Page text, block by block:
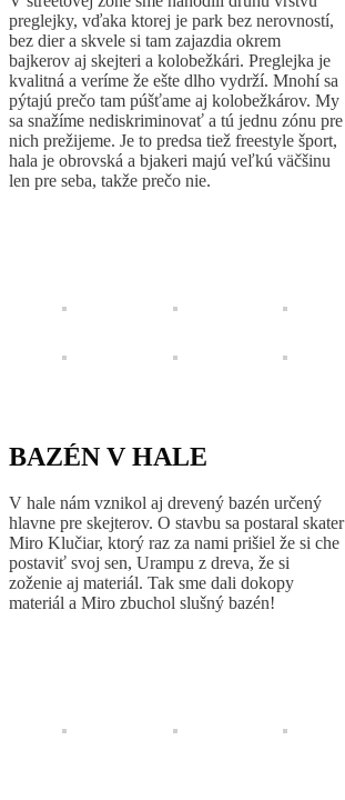
preglejky, vďaka ktorej je park bez nerovností,
bez dier a skvele si tam zajazdia okrem
bajkerov aj skejteri a kolobežkári. Preglejka je
kvalitná a veríme že ešte dlho vydrží. Mnohí sa
pýtajú prečo tam púšťame aj kolobežkárov. My
sa snažíme nediskriminovať a tú jednu zónu pre
nich prežijeme. Je to predsa tiež freestyle šport,
hala je obrovská a bjakeri majú veľkú väčšinu
len pre seba, takže prečo nie.
BAZÉN V HALE
V hale nám vznikol aj drevený bazén určený
hlavne pre skejterov. O stavbu sa postaral skater
Miro Klučiar, ktorý raz za nami prišiel že si che
postaviť svoj sen, Urampu z dreva, že si
zoženie aj materiál. Tak sme dali dokopy
materiál a Miro zbuchol slušný bazén!